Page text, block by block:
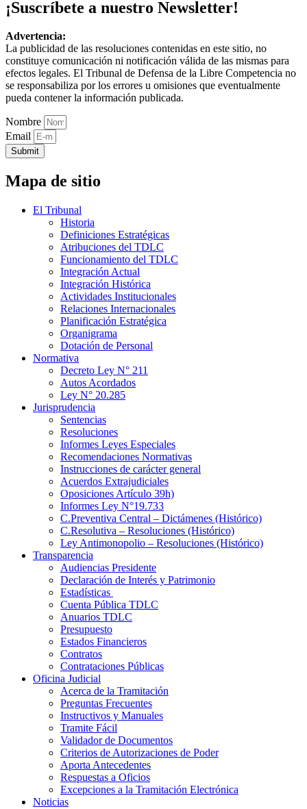
¡Suscríbete a nuestro Newsletter!
Advertencia:
La publicidad de las resoluciones contenidas en este sitio, no
constituye comunicación ni notificación válida de las mismas para
efectos legales. El Tribunal de Defensa de la Libre Competencia no
se responsabiliza por los errores u omisiones que eventualmente
pueda contener la información publicada.
Nombre
Email
Submit
Mapa de sitio
El Tribunal
Historia
Definiciones Estratégicas
Atribuciones del TDLC
Funcionamiento del TDLC
Integración Actual
Integración Histórica
Actividades Institucionales
Relaciones Internacionales
Planificación Estratégica
Organigrama
Dotación de Personal
Normativa
Decreto Ley N° 211
Autos Acordados
Ley N° 20.285
Jurisprudencia
Sentencias
Resoluciones
Informes Leyes Especiales
Recomendaciones Normativas
Instrucciones de carácter general
Acuerdos Extrajudiciales
Oposiciones Artículo 39h)
Informes Ley N°19.733
C.Preventiva Central – Dictámenes (Histórico)
C.Resolutiva – Resoluciones (Histórico)
Ley Antimonopolio – Resoluciones (Histórico)
Transparencia
Audiencias Presidente
Declaración de Interés y Patrimonio
Estadísticas
Cuenta Pública TDLC
Anuarios TDLC
Presupuesto
Estados Financieros
Contratos
Contrataciones Públicas
Oficina Judicial
Acerca de la Tramitación
Preguntas Frecuentes
Instructivos y Manuales
Tramite Fácil
Validador de Documentos
Criterios de Autorizaciones de Poder
Aporta Antecedentes
Respuestas a Oficios
Excepciones a la Tramitación Electrónica
Noticias